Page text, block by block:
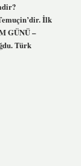
İlk
GÜNÜ –
Türk